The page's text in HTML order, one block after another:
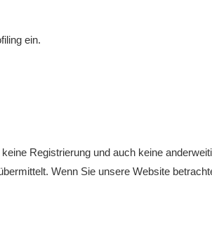
ein.
Registrierung und auch keine
Wenn Sie unsere Website